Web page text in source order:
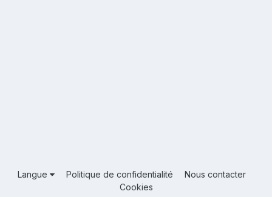
Langue Politique de confidentialité
Nous contacter
Cookies